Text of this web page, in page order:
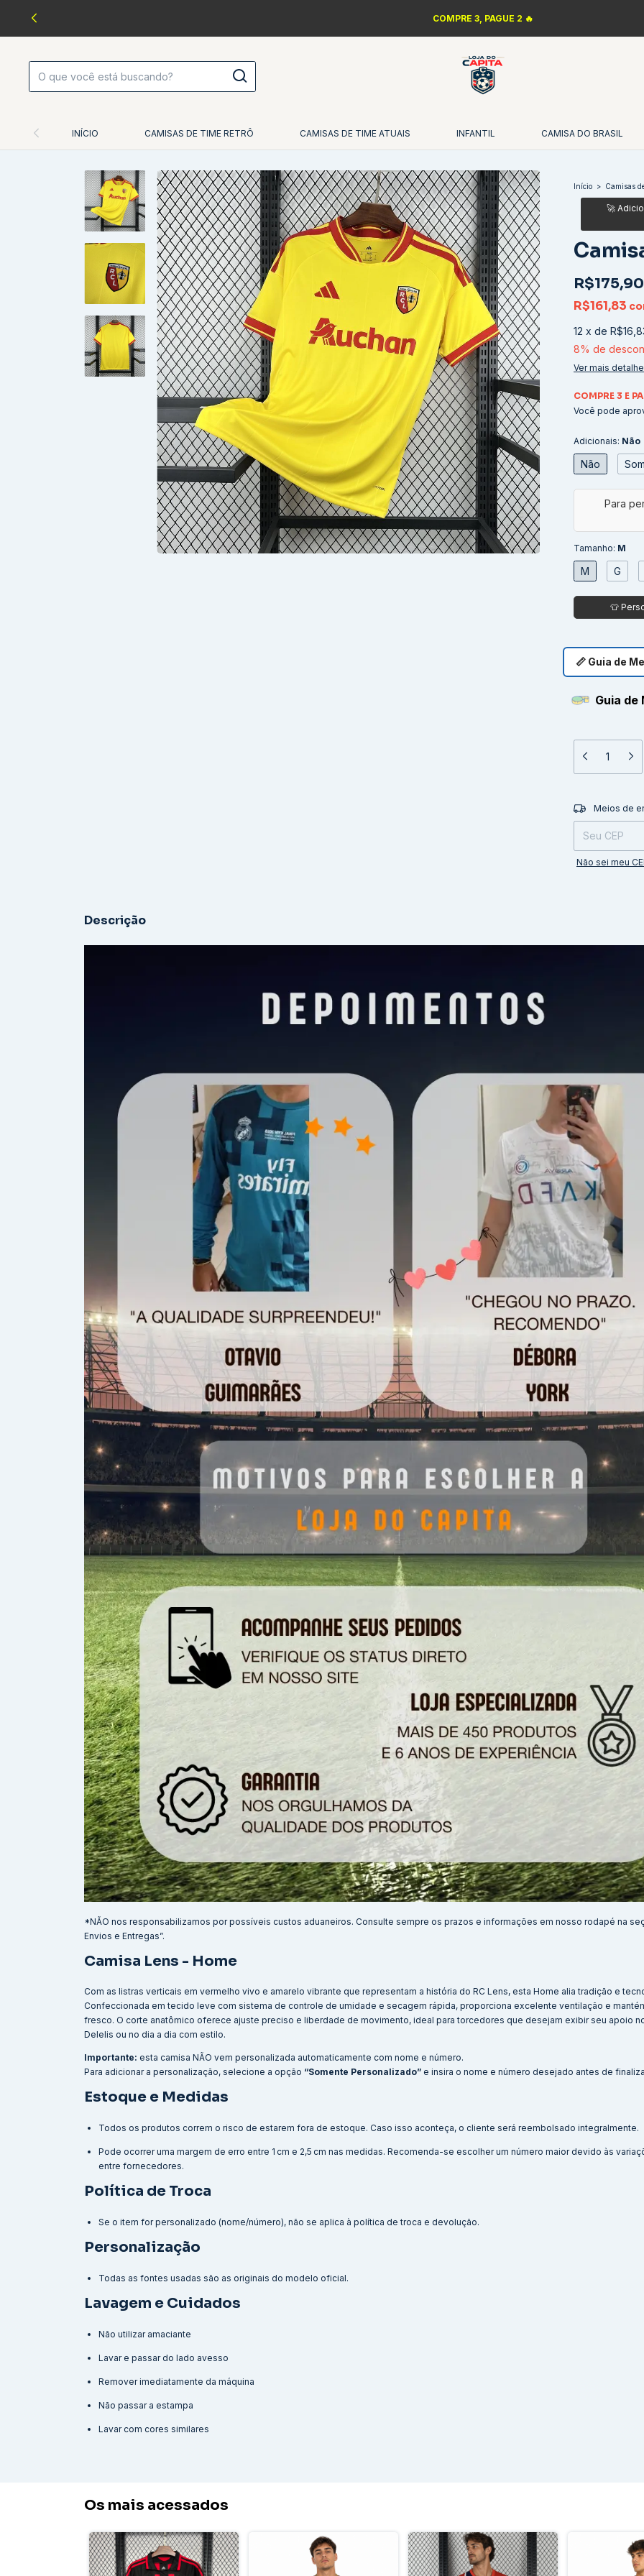
COMPRE 3, PAGUE 2 🔥
INÍCIO CAMISAS DE TIME RETRÔ CAMISAS DE TIME ATUAIS INFANTIL CAMISA DO BRASIL
Início > Camisas
R$175,90
R$161,83
12 x de
8% de
Ver mais
COMPRE 3 E
Você pode
Adicionais: Não
Não
Tamanho: M
M G
📏 Guia de
Guia de
Entregas para o
Meios de
Não sei meu
Descrição
*NÃO nos responsabilizamos por possíveis custos aduaneiros. Consulte sempre os prazos e informações em nosso rodapé na
Envios e Entregas”.
Camisa Lens - Home
Com as listras verticais em vermelho vivo e amarelo vibrante que representam a história do RC Lens, esta Home alia tradição e
Confeccionada em tecido leve com sistema de controle de umidade e secagem rápida, proporciona excelente ventilação e
fresco. O corte anatômico oferece ajuste preciso e liberdade de movimento, ideal para torcedores que desejam exibir seu apoio
Delelis ou no dia a dia com estilo.
Importante: esta camisa NÃO vem personalizada automaticamente com nome e número.
Para adicionar a personalização, selecione a opção “Somente Personalizado” e insira o nome e número desejado antes de
Estoque e Medidas
Todos os produtos correm o risco de estarem fora de estoque. Caso isso aconteça, o cliente será reembolsado integralmente.
Pode ocorrer uma margem de erro entre 1 cm e 2,5 cm nas medidas. Recomenda-se escolher um número maior devido às
entre fornecedores.
Política de Troca
Se o item for personalizado (nome/número), não se aplica à política de troca e devolução.
Personalização
Todas as fontes usadas são as originais do modelo oficial.
Lavagem e Cuidados
Não utilizar amaciante
Lavar e passar do lado avesso
Remover imediatamente da máquina
Não passar a estampa
Lavar com cores similares
Os mais acessados